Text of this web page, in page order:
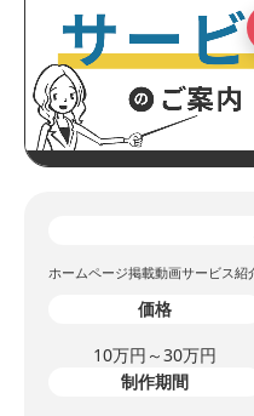
ホームページ掲載動画サービス紹
価格
10万円～30万円
制作期間